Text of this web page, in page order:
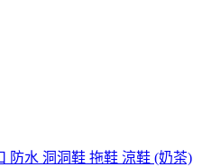
防水 洞洞鞋 拖鞋 涼鞋 (奶茶)